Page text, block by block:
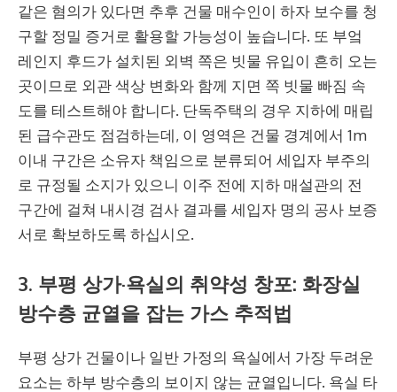
같은 혐의가 있다면 추후 건물 매수인이 하자 보수를 청
구할 정밀 증거로 활용할 가능성이 높습니다. 또 부엌
레인지 후드가 설치된 외벽 쪽은 빗물 유입이 흔히 오는
곳이므로 외관 색상 변화와 함께 지면 쪽 빗물 빠짐 속
도를 테스트해야 합니다. 단독주택의 경우 지하에 매립
된 급수관도 점검하는데, 이 영역은 건물 경계에서 1m
이내 구간은 소유자 책임으로 분류되어 세입자 부주의
로 규정될 소지가 있으니 이주 전에 지하 매설관의 전
구간에 걸쳐 내시경 검사 결과를 세입자 명의 공사 보증
서로 확보하도록 하십시오.
3. 부평 상가·욕실의 취약성 창포: 화장실
방수층 균열을 잡는 가스 추적법
부평 상가 건물이나 일반 가정의 욕실에서 가장 두려운
요소는 하부 방수층의 보이지 않는 균열입니다. 욕실 타